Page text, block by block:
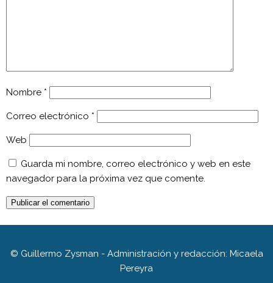
Nombre *
Correo electrónico *
Web
Guarda mi nombre, correo electrónico y web en este
navegador para la próxima vez que comente.
© Guillermo Zysman - Administración y redacción: Micaela
Pereyra